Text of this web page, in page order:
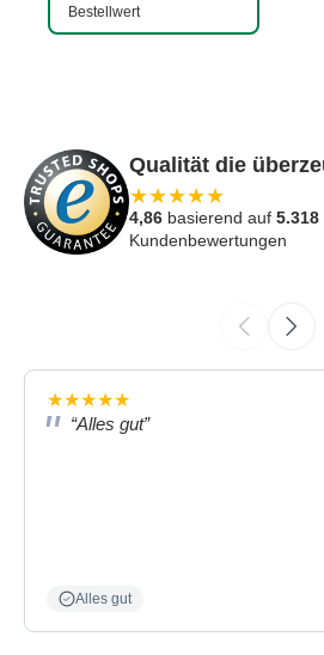
Bestellwert
Qualität die
★★★★★
4,86 basierend auf 5.318
Kundenbewertungen
★★★★★
“Alles gut”
Alles gut